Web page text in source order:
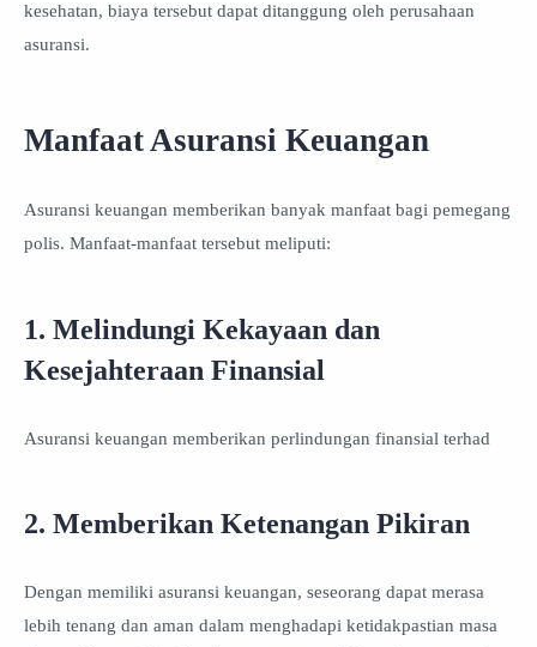
kesehatan, biaya tersebut dapat ditanggung oleh perusahaan
asuransi.
Manfaat Asuransi Keuangan
Asuransi keuangan memberikan banyak manfaat bagi pemegang
polis. Manfaat-manfaat tersebut meliputi:
1. Melindungi Kekayaan dan
Kesejahteraan Finansial
Asuransi keuangan memberikan perlindungan finansial terhad
2. Memberikan Ketenangan Pikiran
Dengan memiliki asuransi keuangan, seseorang dapat merasa
lebih tenang dan aman dalam menghadapi ketidakpastian masa